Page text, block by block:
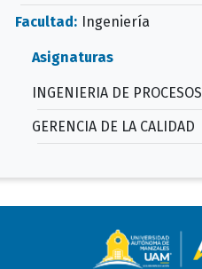
Facultad: Ingeniería
Asignaturas
INGENIERIA DE PROCESOS
GERENCIA DE LA CALIDAD